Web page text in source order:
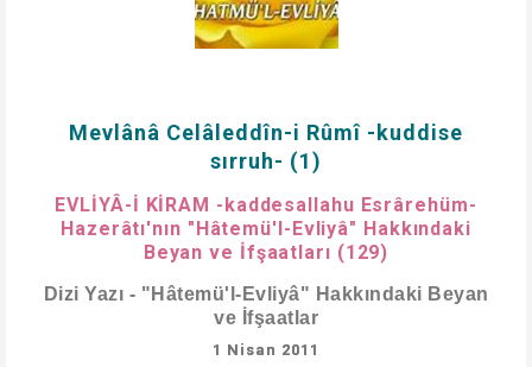
Mevlânâ Celâleddîn-i Rûmî -kuddise
sırruh- (1)
EVLİYÂ-İ KİRAM -kaddesallahu Esrârehüm-
Hazerâtı'nın "Hâtemü'l-Evliyâ" Hakkındaki
Beyan ve İfşaatları (129)
Dizi Yazı - "Hâtemü'l-Evliyâ" Hakkındaki Beyan
ve İfşaatlar
1 Nisan 2011